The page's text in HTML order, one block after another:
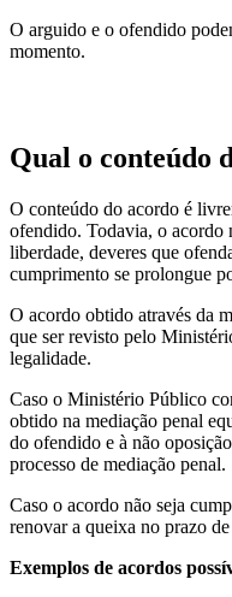
O arguido e o ofendido
momento.
Qual o conteúdo
O conteúdo do acordo é
ofendido. Todavia, o acordo
liberdade, deveres que
cumprimento se prolongue
O acordo obtido através da
que ser revisto pelo
legalidade.
Caso o Ministério Público
obtido na mediação penal
do ofendido e à não
processo de mediação penal.
Caso o acordo não seja
renovar a queixa no prazo
Exemplos de acordos